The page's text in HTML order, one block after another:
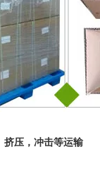
挤压 ，冲击等运输